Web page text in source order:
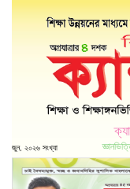
জুন, ২০২৬ সংখ্যা